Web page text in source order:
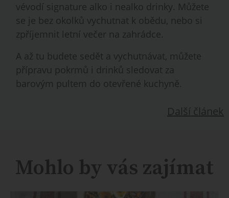
vévodí signature alko i nealko drinky. Můžete
se je bez okolků vychutnat k obědu, nebo si
zpříjemnit letní večer na zahrádce.
A až tu budete sedět a vychutnávat, můžete
přípravu pokrmů i drinků sledovat za
barovým pultem do otevřené kuchyně.
Další článek
Mohlo by vás zajímat